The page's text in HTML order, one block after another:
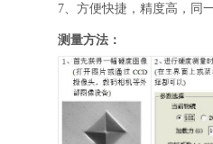
7、方便快捷，精度高，同
测量方法：